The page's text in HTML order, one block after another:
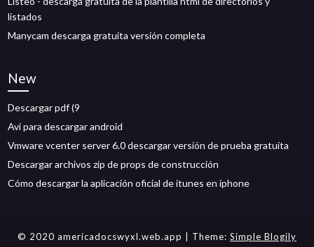
listados
Manycam descarga gratuita versión completa
New
Descargar pdf (9
Avi para descargar android
Vmware vcenter server 6.0 descargar versión de prueba gratuita
Descargar archivos zip de props de construcción
Cómo descargar la aplicación oficial de itunes en iphone
© 2020 americadocswyxl.web.app | Theme: Simple Blogily